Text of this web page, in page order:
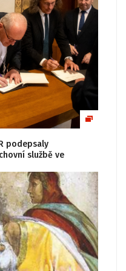
podepsaly
službě ve